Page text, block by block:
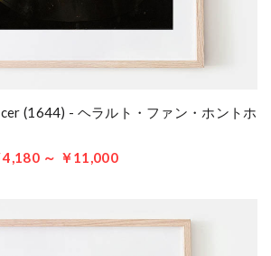
(1644) - ヘラルト・ファン・ホントホ
4,180 ～ ￥11,000